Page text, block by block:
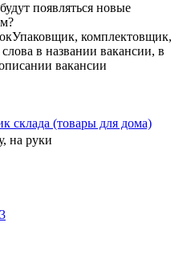
появляться новые
Упаковщик, комплектовщик,
в названии вакансии, в
вакансии
склада (товары для дома)
на руки